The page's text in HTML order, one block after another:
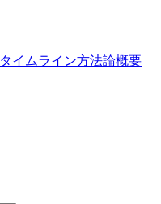
タイムライン方法論概要